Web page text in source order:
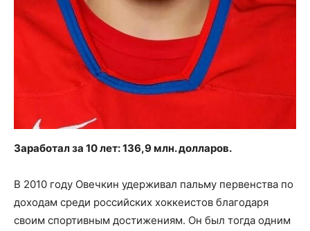
Заработал за 10 лет: 136,9 млн. долларов.
В 2010 году Овечкин удерживал пальму первенства по
доходам среди российских хоккеистов благодаря
своим спортивным достижениям. Он был тогда одним